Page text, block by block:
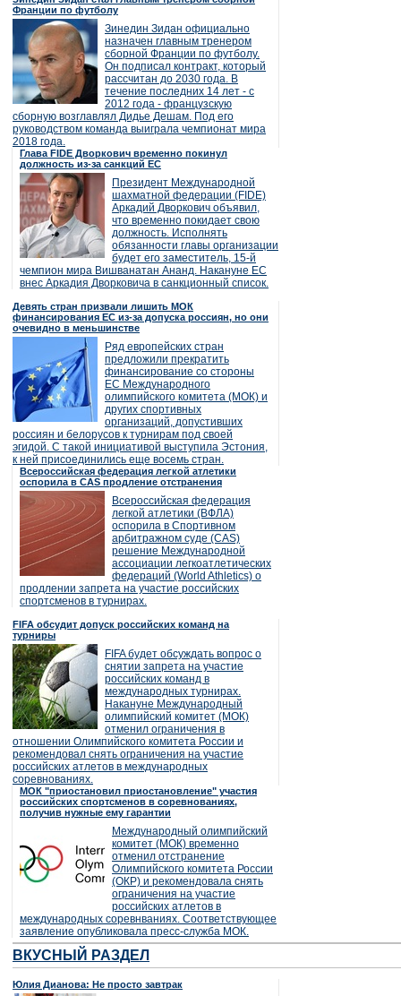
Франции по футболу
Зинедин Зидан официально
назначен главным тренером
сборной Франции по футболу.
Он подписал контракт, который
рассчитан до 2030 года. В
течение последних 14 лет - с
2012 года - французскую
сборную возглавлял Дидье Дешам. Под его
руководством команда выиграла чемпионат мира
2018 года.
Глава FIDE Дворкович временно покинул
должность из-за санкций ЕС
Президент Международной
шахматной федерации (FIDE)
Аркадий Дворкович объявил,
что временно покидает свою
должность. Исполнять
обязанности главы организации
будет его заместитель, 15-й
чемпион мира Вишванатан Ананд. Накануне ЕС
внес Аркадия Дворковича в санкционный список.
Девять стран призвали лишить МОК
финансирования ЕС из-за допуска россиян, но они
очевидно в меньшинстве
Ряд европейских стран
предложили прекратить
финансирование со стороны
ЕС Международного
олимпийского комитета (МОК) и
других спортивных
организаций, допустивших
россиян и белорусов к турнирам под своей
эгидой. С такой инициативой выступила Эстония,
к ней присоединились еще восемь стран.
Всероссийская федерация легкой атлетики
оспорила в CAS продление отстранения
Всероссийская федерация
легкой атлетики (ВФЛА)
оспорила в Спортивном
арбитражном суде (CAS)
решение Международной
ассоциации легкоатлетических
федераций (World Athletics) о
продлении запрета на участие российских
спортсменов в турнирах.
FIFA обсудит допуск российских команд на
турниры
FIFA будет обсуждать вопрос о
снятии запрета на участие
российских команд в
международных турнирах.
Накануне Международный
олимпийский комитет (МОК)
отменил ограничения в
отношении Олимпийского комитета России и
рекомендовал снять ограничения на участие
российских атлетов в международных
соревнованиях.
МОК "приостановил приостановление" участия
российских спортсменов в соревнованиях,
получив нужные ему гарантии
Международный олимпийский
комитет (МОК) временно
отменил отстранение
Олимпийского комитета России
(ОКР) и рекомендовала снять
ограничения на участие
российских атлетов в
международных соревнваниях. Соответствующее
заявление опубликовала пресс-служба МОК.
ВКУСНЫЙ РАЗДЕЛ
Юлия Дианова: Не просто завтрак